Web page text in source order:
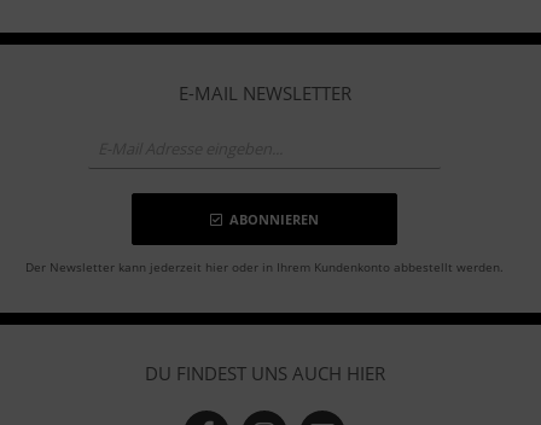
E-MAIL NEWSLETTER
ABONNIEREN
Der Newsletter kann jederzeit hier oder in Ihrem Kundenkonto abbestellt werden.
DU FINDEST UNS AUCH HIER